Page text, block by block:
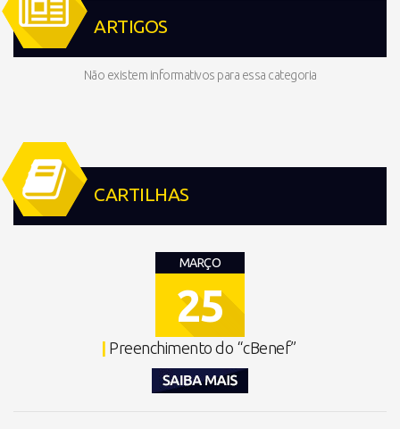
ARTIGOS
Não existem informativos para essa categoria
CARTILHAS
MARÇO
25
| Preenchimento do “cBenef”